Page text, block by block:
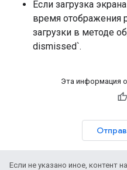
Если загрузка
время отображения
загрузки в методе
dismissed`.
Эта информация
Если не указано иное, контент